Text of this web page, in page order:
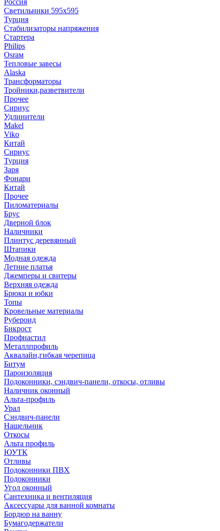
Россия
Светильники 595х595
Турция
Стабилизаторы напряжения
Стартера
Philips
Оsrам
Тепловые завесы
Alaska
Трансформаторы
Тройники,разветвители
Прочее
Сириус
Удлинители
Makel
Viko
Китай
Сириус
Турция
Заря
Фонари
Китай
Прочее
Пиломатериалы
Брус
Дверной блок
Наличники
Плинтус деревянный
Штапики
Модная одежда
Летние платья
Джемперы и свитеры
Верхняя одежда
Брюки и юбки
Топы
Кровельные материалы
Рубероид
Бикрост
Профнастил
Металлпрофиль
Аквалайн,гибкая черепица
Битум
Пароизоляция
Подоконники, сэндвич-панели, откосы, отливы
Наличник оконный
Альта-профиль
Урал
Сэндвич-панели
Нащельник
Откосы
Альта профиль
ЮУТК
Отливы
Подоконники ПВХ
Подоконники
Угол оконный
Сантехника и вентиляция
Аксессуары для ванной комнаты
Бордюр на ванну
Бумагодержатели